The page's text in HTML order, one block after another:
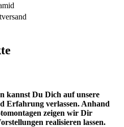
kannst Du Dich auf unsere
Erfahrung verlassen. Anhand
zeigen wir Dir
realisieren lassen.